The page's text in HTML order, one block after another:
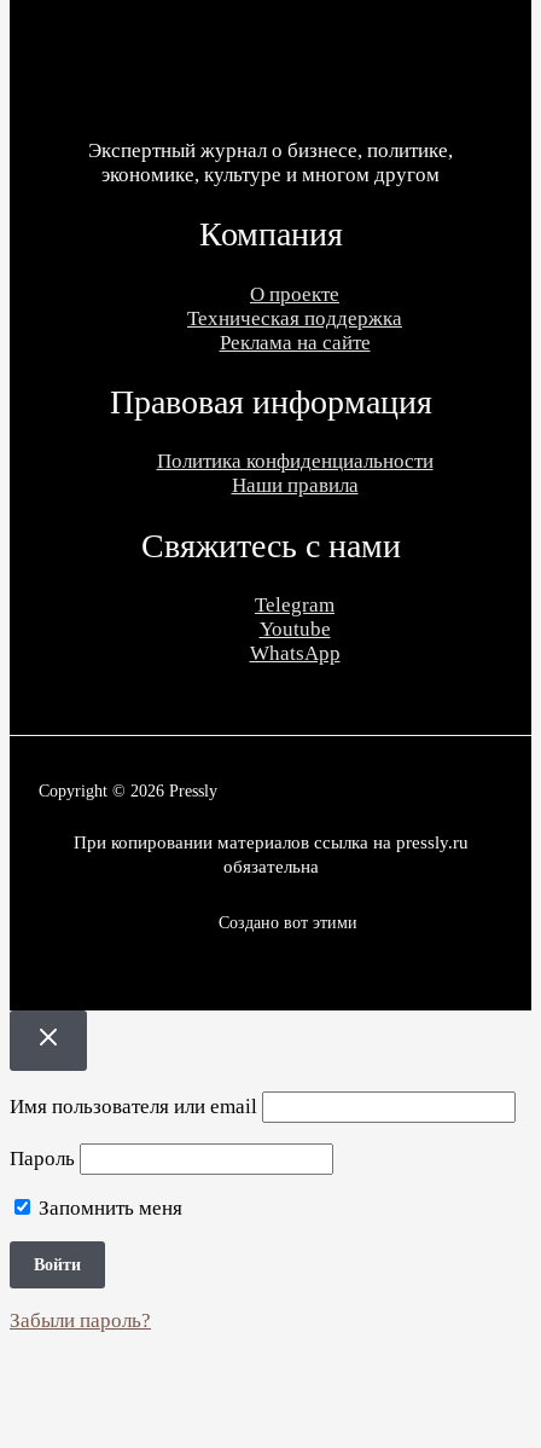
Экспертный журнал о бизнесе, политике,
экономике, культуре и многом другом
Компания
О проекте
Техническая поддержка
Реклама на сайте
Правовая информация
Политика конфиденциальности
Наши правила
Свяжитесь с нами
Telegram
Youtube
WhatsApp
Copyright © 2026 Pressly
При копировании материалов ссылка на pressly.ru
обязательна
Создано вот этими
Имя пользователя или email
Пароль
Запомнить меня
Забыли пароль?